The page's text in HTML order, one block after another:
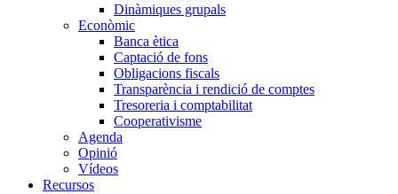
Dinàmiques grupals
Econòmic
Banca ètica
Captació de fons
Obligacions fiscals
Transparència i rendició de comptes
Tresoreria i comptabilitat
Cooperativisme
Agenda
Opinió
Vídeos
Recursos